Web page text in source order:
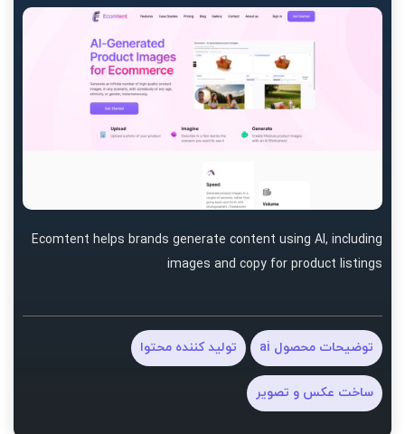
Ecomtent helps brands generate content using AI, including
images and copy for product listings
توضیحات محصول ai تولید کننده محتوا
ساخت عکس و تصویر